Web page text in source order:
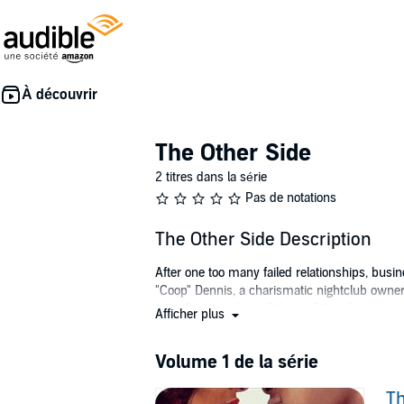
The Other Side
2 titres dans la série
Pas de notations
The Other Side Description
After one too many failed relationships,
"Coop" Dennis, a charismatic nightclub
past threatens to end their relationship....
she travels to the sleepy southern town of
Afficher plus
Volume 1 de la série